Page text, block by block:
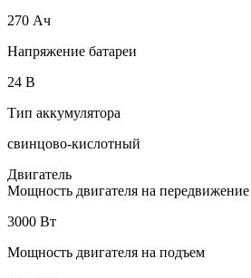
270 Ач
Напряжение батареи
24 B
Тип аккумулятора
свинцово-кислотный
Двигатель
Мощность двигателя на передвижение
3000 Вт
Мощность двигателя на подъем